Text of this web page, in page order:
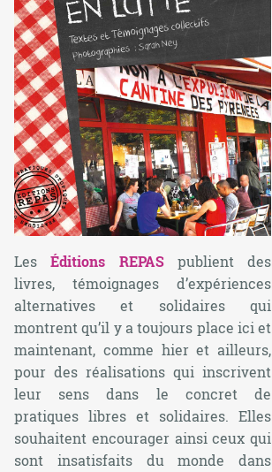
LesÉditions REPASpublient des
livres, témoignages d’expériences
alternatives et solidaires qui
montrent qu’il y a toujours place ici et
maintenant, comme hier et ailleurs,
pour des réalisations qui inscrivent
leur sens dans le concret de
pratiques libres et solidaires. Elles
souhaitent encourager ainsi ceux qui
sont insatisfaits du monde dans